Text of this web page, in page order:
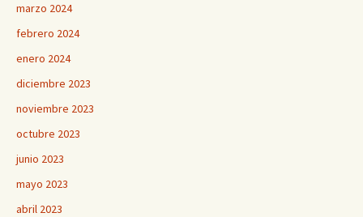
marzo 2024
febrero 2024
enero 2024
diciembre 2023
noviembre 2023
octubre 2023
junio 2023
mayo 2023
abril 2023